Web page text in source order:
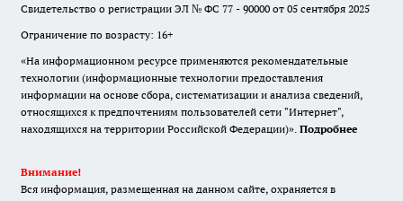
Свидетельство о регистрации ЭЛ № ФС 77 - 90000 от 05 сентября 2025
Ограничение по возрасту: 16+
«На информационном ресурсе применяются рекомендательные
технологии (информационные технологии предоставления
информации на основе сбора, систематизации и анализа сведений,
относящихся к предпочтениям пользователей сети "Интернет",
находящихся на территории Российской Федерации)». Подробнее
Внимание!
Вся информация, размещенная на данном сайте, охраняется в